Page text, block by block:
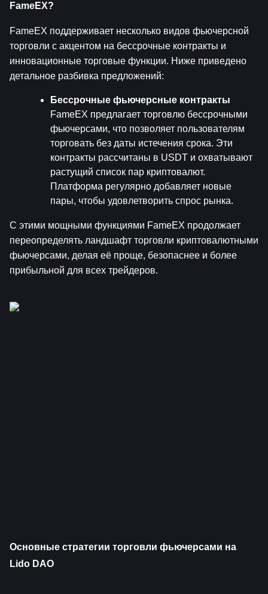
FameEX?
FameEX поддерживает несколько видов фьючерсной
торговли с акцентом на бессрочные контракты и
инновационные торговые функции. Ниже приведено
детальное разбивка предложений:
Бессрочные фьючерсные контракты
FameEX предлагает торговлю бессрочными
фьючерсами, что позволяет пользователям
торговать без даты истечения срока. Эти
контракты рассчитаны в USDT и охватывают
растущий список пар криптовалют.
Платформа регулярно добавляет новые
пары, чтобы удовлетворить спрос рынка.
С этими мощными функциями FameEX продолжает
переопределять ландшафт торговли криптовалютными
фьючерсами, делая её проще, безопаснее и более
прибыльной для всех трейдеров.
Основные стратегии торговли фьючерсами на
Lido DAO